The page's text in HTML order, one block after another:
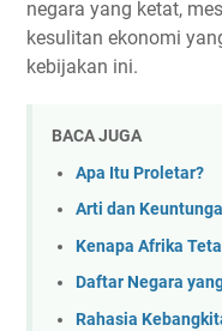
negara yang ketat,
kesulitan ekonomi
kebijakan ini.
BACA JUGA
Apa Itu Proletar?
Arti dan
Kenapa Afrika
Daftar Negara
Rahasia